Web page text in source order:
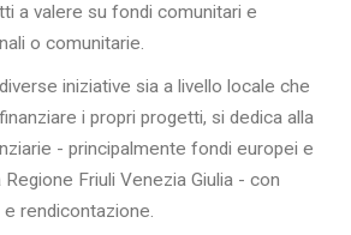
a valere su fondi comunitari e
o comunitarie.
iniziative sia a livello locale che
i propri progetti, si dedica alla
- principalmente fondi europei e
Friuli Venezia Giulia - con
rendicontazione.